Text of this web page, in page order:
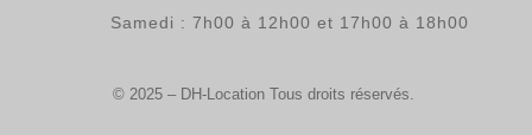
Samedi : 7h00 à 12h00 et 17h00 à 18h00
© 2025 – DH-Location Tous droits réservés.